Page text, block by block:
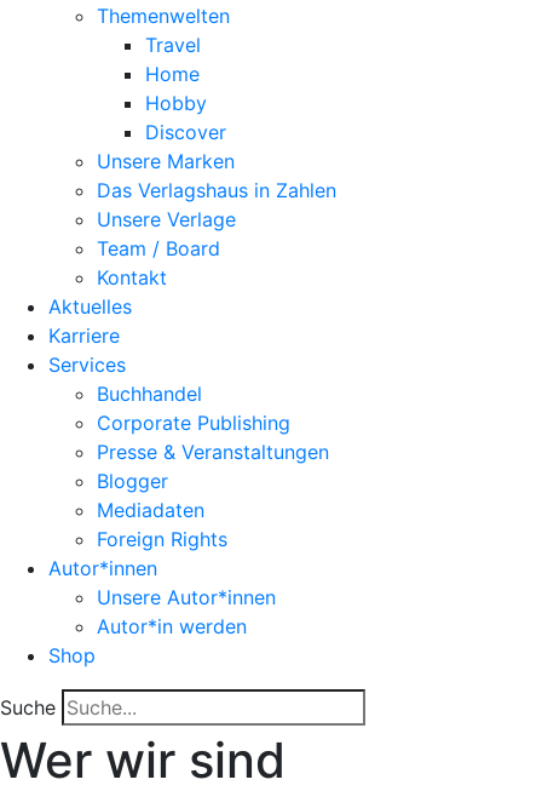
Themenwelten
Travel
Home
Hobby
Discover
Unsere Marken
Das Verlagshaus in Zahlen
Unsere Verlage
Team / Board
Kontakt
Aktuelles
Karriere
Services
Buchhandel
Corporate Publishing
Presse & Veranstaltungen
Blogger
Mediadaten
Foreign Rights
Autor*innen
Unsere Autor*innen
Autor*in werden
Shop
Suche
Wer wir sind